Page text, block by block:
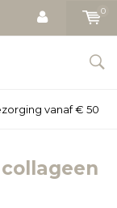
0
50